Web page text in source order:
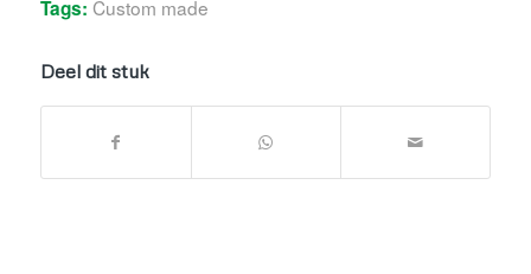
Tags: Custom made
Deel dit stuk